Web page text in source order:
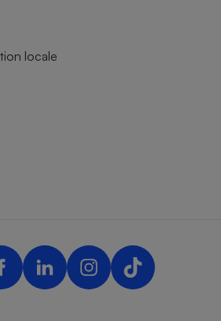
locale